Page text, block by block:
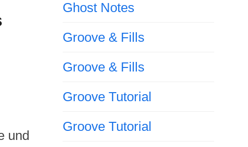
und
Ghost Notes
Groove & Fills
Groove & Fills
Groove Tutorial
Groove Tutorial